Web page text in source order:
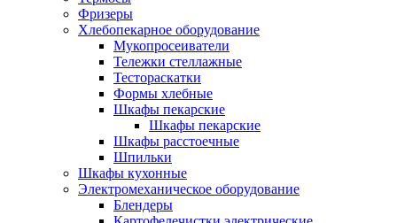
Фризеры
Хлебопекарное оборудование
Мукопросеиватели
Тележки стеллажные
Тестораскатки
Формы хлебные
Шкафы пекарские
Шкафы пекарские
Шкафы расстоечные
Шпильки
Шкафы кухонные
Электромеханическое оборудование
Блендеры